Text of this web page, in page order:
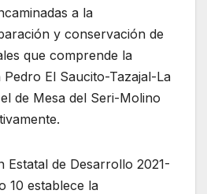
a la
y conservación de
que comprende la
El Saucito-Tazajal-La
de Mesa del Seri-Molino
Estatal de Desarrollo 2021-
10 establece la